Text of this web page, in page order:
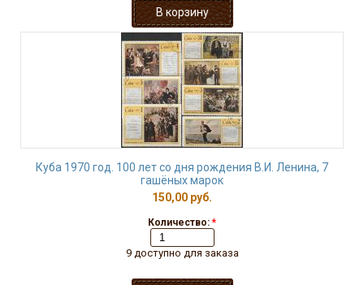
Куба 1970 год. 100 лет со дня рождения В.И. Ленина, 7
гашёных марок
150,00 руб.
Количество: *
9 доступно для заказа